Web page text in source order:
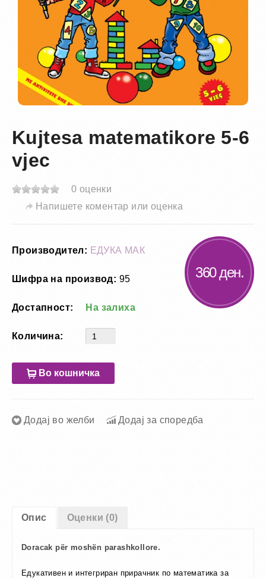
Kujtesa matematikore 5-6
vjec
0 оценки
Напишете коментар или оценка
360 ден.
Производител: ЕДУКА МАК
Шифра на производ: 95
Достапност: На залиха
Количина:
Во кошничка
Додај во желби Додај за споредба
Опис Оценки (0)
Doracak për moshën parashkollore.
Едукативен и интегриран прирачник по математика за